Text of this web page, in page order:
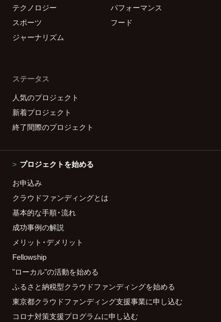
テクノロジー
パフォーマンス
スポーツ
フード
ジャーナリズム
ステータス
人気のプロジェクト
新着プロジェクト
終了間際のプロジェクト
プロジェクトを始める
お申込み
クラウドファンディングとは
基本的な手順・流れ
成功事例の解説
メリット・デメリット
Fellowship
"ローカル"の活動を始める
ふるさと納税型クラウドファンディングを始める
東京都クラウドファンディング支援事業に申し込む
コロナ対策支援プログラムに申し込む